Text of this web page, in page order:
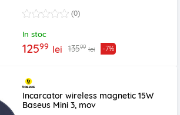
(0)
In stoc
12599 lei 13599 lei -7%
Incarcator wireless magnetic 15W
Baseus Mini 3, mov